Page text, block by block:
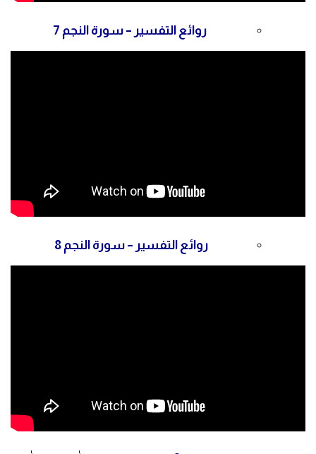
روائع التفسير – سورة النجم 7
روائع التفسير – سورة النجم 8